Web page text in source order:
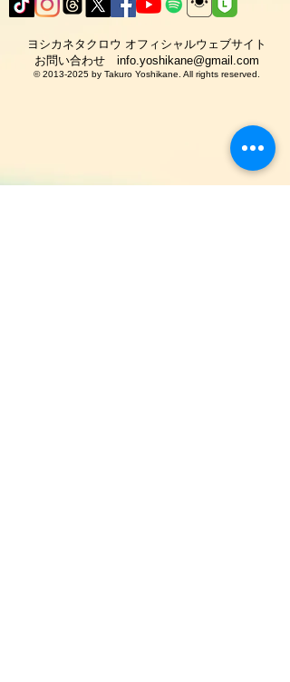
ヨシカネタクロウ オフィシャルウェブサイト​
​お問い合わせ info.yoshikane@gmail.com
©2013-2025 by Takuro Yoshikane. All rights reserved.